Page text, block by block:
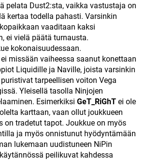
pelata Dust2:sta, vaikka vastustaja on
kertaa todella pahasti. Varsinkin
vaaditaan kaksi
ei vielä päätä turnausta.
kokonaisuudessaan.
missään vaiheessa saanut konettaan
Liquidille ja Naville, joista varsinkin
tarpeellisen voiton Vega
Yleisellä tasolla Ninjojen
Esimerkiksi GeT_RiGhT ei ole
karttaan, vaan ollut joukkueen
tradetut tapot. Joukkue on myös
ja myös onnistunut hyödyntämään
lukemaan uudistuneen NiPin
peilikuvat kahdessa